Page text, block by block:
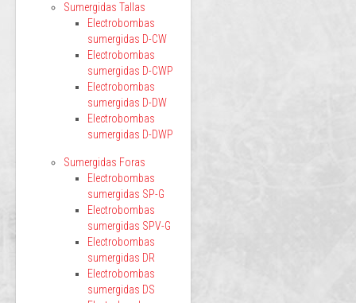
Sumergidas Tallas
Electrobombas
sumergidas D-CW
Electrobombas
sumergidas D-CWP
Electrobombas
sumergidas D-DW
Electrobombas
sumergidas D-DWP
Sumergidas Foras
Electrobombas
sumergidas SP-G
Electrobombas
sumergidas SPV-G
Electrobombas
sumergidas DR
Electrobombas
sumergidas DS